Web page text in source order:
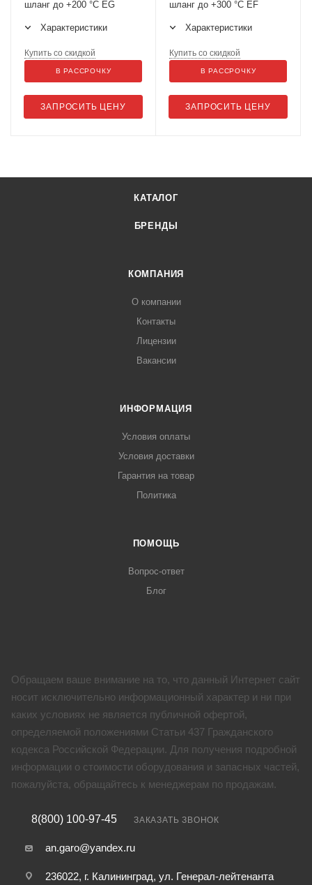
шланг до +200 °С EG
Характеристики
ЗАПРОСИТЬ ЦЕНУ
Купить со скидкой
В РАССРОЧКУ
шланг до +300 °С EF
Характеристики
ЗАПРОСИТЬ ЦЕНУ
Купить со скидкой
В РАССРОЧКУ
КАТАЛОГ
БРЕНДЫ
КОМПАНИЯ
О компании
Контакты
Лицензии
Вакансии
ИНФОРМАЦИЯ
Условия оплаты
Условия доставки
Гарантия на товар
Политика
ПОМОЩЬ
Вопрос-ответ
Блог
Обращаем ваше внимание на то, что данный Интернет сайт
носит исключительно информационный характер и ни при
каких условиях не является публичной офертой,
определяемой положениями Статьи 437 Гражданского
кодекса Российской Федерации. Для получения подробной
информации о стоимости оборудования и запасных частей,
пожалуйста, обращайтесь к менеджерам по продажам.
8(800) 100-97-45 ЗАКАЗАТЬ ЗВОНОК
an.garo@yandex.ru
236022, г. Калининград, ул. Генерал-лейтенанта